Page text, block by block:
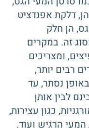
דלקת אפנדציט
הן חלק
זה. במקרים
ומצריכים
רבים יותר,
נסתר, עד
לבין אותן
כגון עצירות,
הרגיש ועוד.